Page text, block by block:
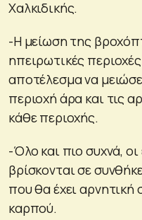
Χαλκιδικής.
-Η μείωση της
ηπειρωτικές
αποτέλεσμα να
περιοχή άρα και τις
κάθε περιοχής.
-Όλο και πιο συχνά, οι
βρίσκονται σε
που θα έχει αρνητική
καρπού.